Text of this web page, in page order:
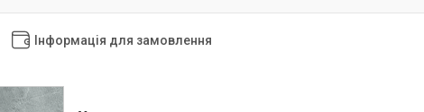
Інформація для замовлення